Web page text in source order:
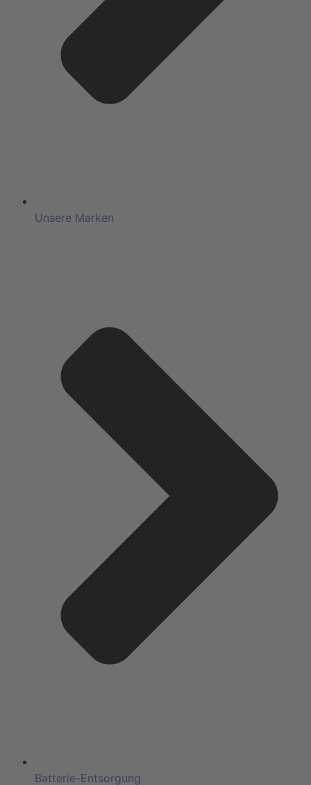
Unsere Marken
Batterie-Entsorgung